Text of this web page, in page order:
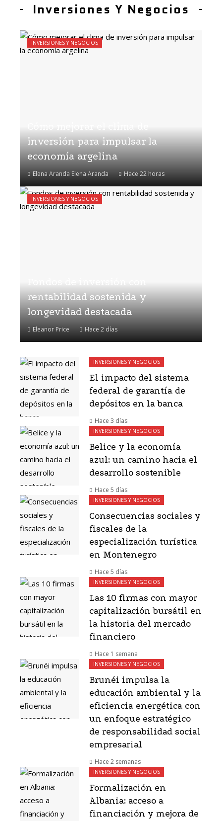
Inversiones Y Negocios
inversión para impulsar la
economía argelina
Elena Aranda Elena Aranda Hace 22 horas
INVERSIONES Y NEGOCIOS
rentabilidad sostenida y
longevidad destacada
Eleanor Price Hace 2 días
INVERSIONES Y NEGOCIOS
INVERSIONES Y NEGOCIOS
El impacto del sistema
federal de garantía de
depósitos en la banca
Hace 3 días
INVERSIONES Y NEGOCIOS
Belice y la economía
azul: un camino hacia el
desarrollo sostenible
Hace 5 días
INVERSIONES Y NEGOCIOS
Consecuencias sociales y
fiscales de la
especialización turística
en Montenegro
Hace 5 días
INVERSIONES Y NEGOCIOS
Las 10 firmas con mayor
capitalización bursátil en
la historia del mercado
financiero
Hace 1 semana
INVERSIONES Y NEGOCIOS
Brunéi impulsa la
educación ambiental y la
eficiencia energética con
un enfoque estratégico
de responsabilidad social
empresarial
Hace 2 semanas
INVERSIONES Y NEGOCIOS
Formalización en
Albania: acceso a
financiación y mejora de